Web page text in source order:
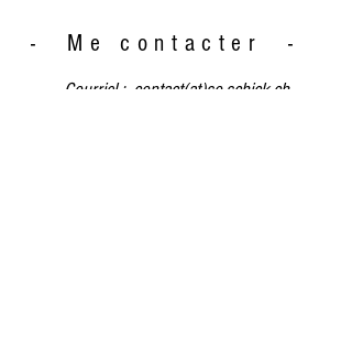
- Me contacter -
​Courriel : contact(at)so-schick.ch